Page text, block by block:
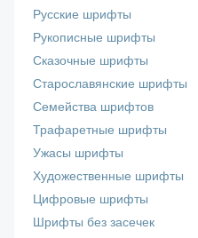
Русские шрифты
Рукописные шрифты
Сказочные шрифты
Старославянские шрифты
Семейства шрифтов
Трафаретные шрифты
Ужасы шрифты
Художественные шрифты
Цифровые шрифты
Шрифты без засечек